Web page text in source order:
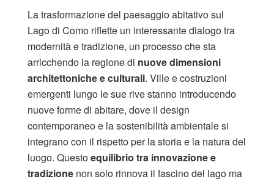
La trasformazione del paesaggio abitativo sul
Lago di Como riflette un interessante dialogo tra
modernità e tradizione, un processo che sta
arricchendo la regione di nuove dimensioni
architettoniche e culturali. Ville e costruzioni
emergenti lungo le sue rive stanno introducendo
nuove forme di abitare, dove il design
contemporaneo e la sostenibilità ambientale si
integrano con il rispetto per la storia e la natura del
luogo. Questoequilibrio tra innovazione e
tradizione non solo rinnova il fascino del lago ma